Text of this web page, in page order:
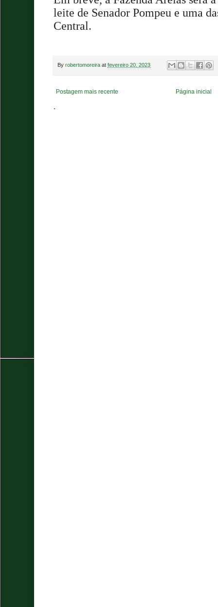
leite de Senador Pompeu e uma
Central.
By robertomoreira at fevereiro 20, 2023
Postagem mais recente Página inicial
.